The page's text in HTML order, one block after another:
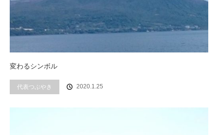
変わるシンボル
代表つぶやき 2020.1.25